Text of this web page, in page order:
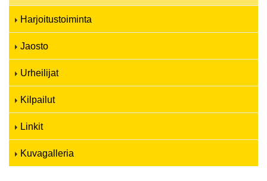
Harjoitustoiminta
Jaosto
Urheilijat
Kilpailut
Linkit
Kuvagalleria